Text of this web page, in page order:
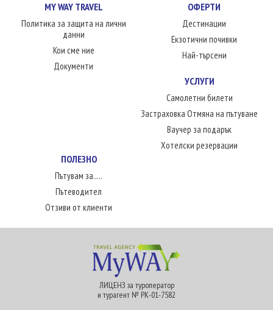
MY WAY TRAVEL
Политика за защита на лични
данни
Кои сме ние
Документи
ОФЕРТИ
Дестинации
Екзотични почивки
Най-търсени
УСЛУГИ
Самолетни билети
Застраховка Отмяна на пътуване
Ваучер за подарък
Хотелски резервации
ПОЛЕЗНО
Пътувам за.....
Пътеводител
Отзиви от клиенти
ЛИЦЕНЗ за туроператор
и турагент № РК-01-7582